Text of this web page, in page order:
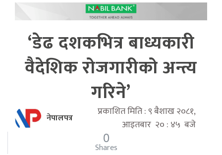
‘डेढ दशकभित्र बाध्यकारी
वैदेशिक रोजगारीको अन्त्य
गरिने’
नेपालपत्र
प्रकाशित मिति : ९ बैशाख २०८१,
आइतबार २० : ४५ बजे
0
Shares